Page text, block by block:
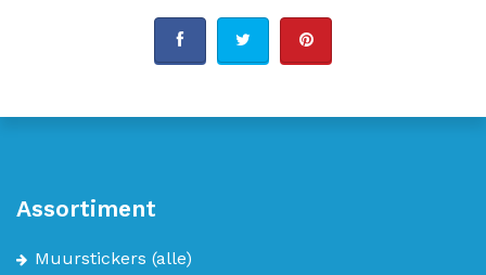
Assortiment
Muurstickers (alle)